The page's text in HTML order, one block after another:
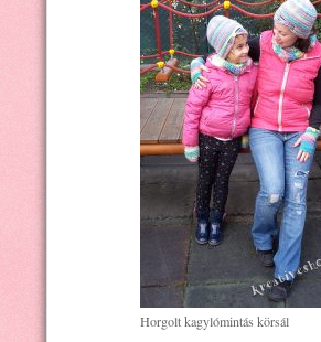
Horgolt kagylómintás körsál